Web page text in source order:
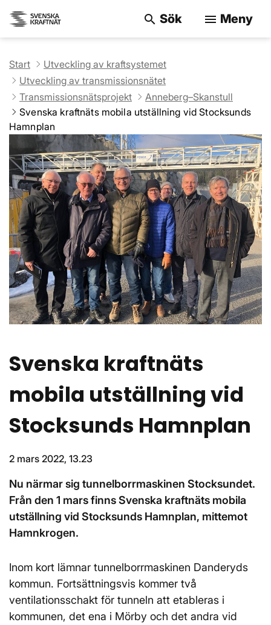
search Sök menu Meny
Start
Utveckling av kraftsystemet
Utveckling av transmissionsnätet
Transmissionsnätsprojekt
Anneberg–Skanstull
Svenska kraftnäts mobila utställning vid Stocksunds
Hamnplan
Svenska kraftnäts
mobila utställning vid
Stocksunds Hamnplan
2 mars 2022, 13.23
Nu närmar sig tunnelborrmaskinen Stocksundet.
Från den 1 mars finns Svenska kraftnäts mobila
utställning vid Stocksunds Hamnplan, mittemot
Hamnkrogen.
Inom kort lämnar tunnelborrmaskinen Danderyds
kommun. Fortsättningsvis kommer två
ventilationsschakt för tunneln att etableras i
kommunen, det ena i Mörby och det andra vid